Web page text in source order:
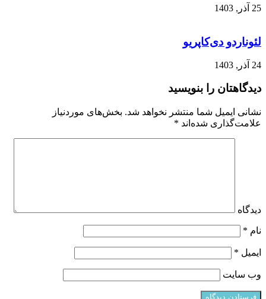
25 آذر, 1403
لئوناردو دی‌کاپریو
24 آذر, 1403
دیدگاهتان را بنویسید
نشانی ایمیل شما منتشر نخواهد شد. بخش‌های موردنیاز
علامت‌گذاری شده‌اند *
دیدگاه
نام *
ایمیل *
وب‌ سایت